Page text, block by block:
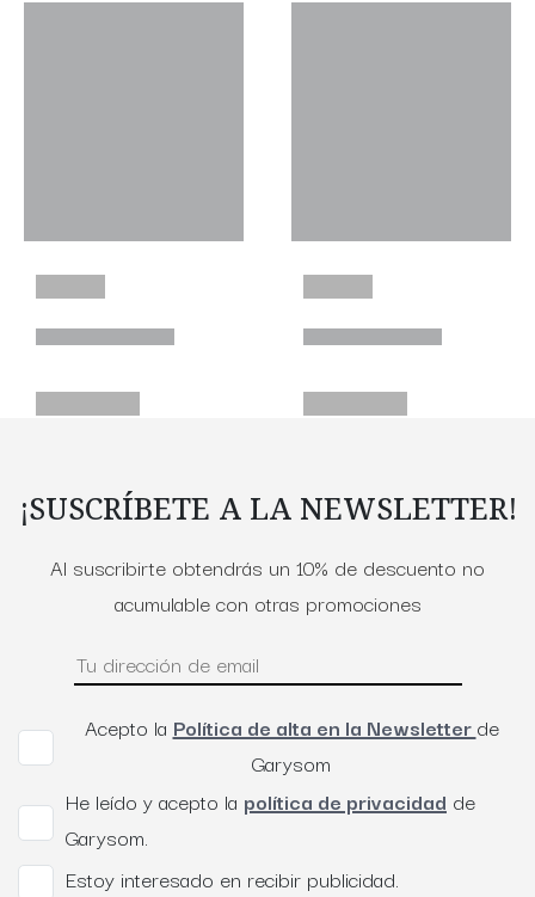
¡SUSCRÍBETE A LA NEWSLETTER!
Al suscribirte obtendrás un 10% de descuento no
acumulable con otras promociones
Acepto la Política de alta en la Newsletterde
Garysom
He leído y acepto la política de privacidad de
Garysom.
Estoy interesado en recibir publicidad.